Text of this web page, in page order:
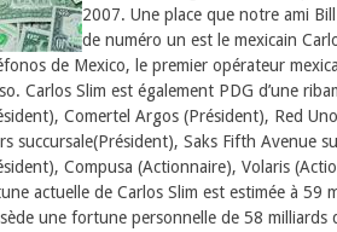
2007. Une place que notre ami
de numéro un est le mexicain
de Mexico, le premier opérateur
Carlos Slim est également PDG d’une
Comertel Argos (Président), Red
succursale(Président), Saks Fifth Avenue
Compusa (Actionnaire), Volaris
actuelle de Carlos Slim est estimée à 59
une fortune personnelle de 58 milliards